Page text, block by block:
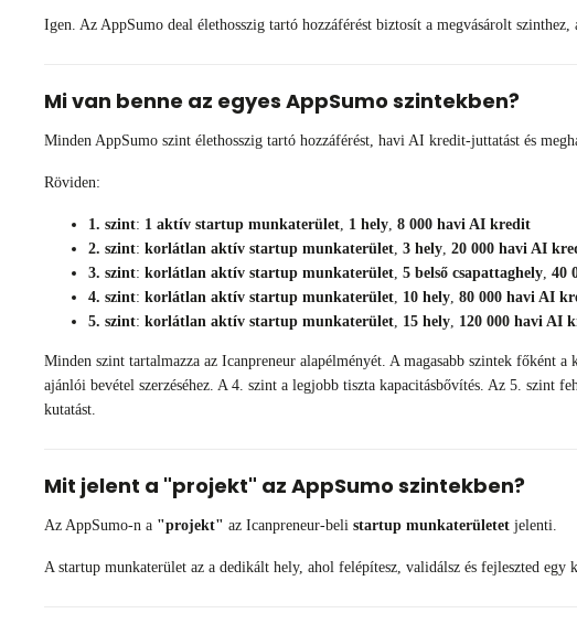
Igen. Az AppSumo deal élethosszig tartó hozzáférést biztosít a megvásárolt
Mi van benne az egyes AppSumo szintekben?
Minden AppSumo szint élethosszig tartó hozzáférést, havi AI kredit-juttatást és
Röviden:
1. szint: 1 aktív startup munkaterület 1 hely 8 000 havi AI kredit
2. szint: korlátlan aktív startup munkaterület 3 hely 20 000 havi AI
3. szint: korlátlan aktív startup munkaterület 5 belső csapattaghely 40
4. szint: korlátlan aktív startup munkaterület 10 hely 80 000 havi AI
5. szint: korlátlan aktív startup munkaterület 15 hely 120 000 havi AI
Minden szint tartalmazza az Icanpreneur alapélményét. A magasabb szintek főként
ajánlói bevétel szerzéséhez. A 4. szint a legjobb tiszta kapacitásbővítés. Az 5. szint
kutatást.
Mit jelent a "projekt" az AppSumo szintekben?
Az AppSumo-n a "projekt" az Icanpreneur-beli startup munkaterületet jelenti.
A startup munkaterület az a dedikált hely, ahol felépítesz, validálsz és fejleszted egy